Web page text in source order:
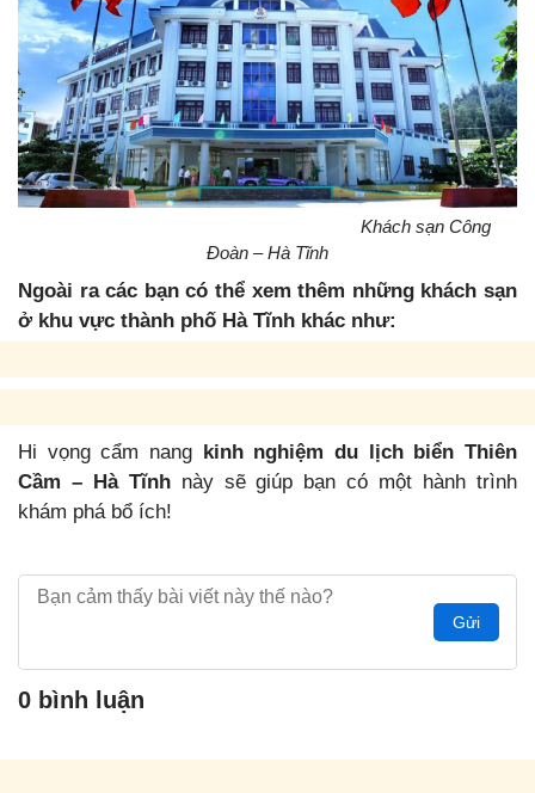
Khách sạn Công
Đoàn – Hà Tĩnh
Ngoài ra các bạn có thể xem thêm những khách sạn
ở khu vực thành phố Hà Tĩnh khác như:
Hi vọng cẩm nang
kinh nghiệm du lịch biển Thiên
Cầm – Hà Tĩnhnày sẽ giúp bạn có một hành trình
khám phá bổ ích!
Gửi
0 bình luận